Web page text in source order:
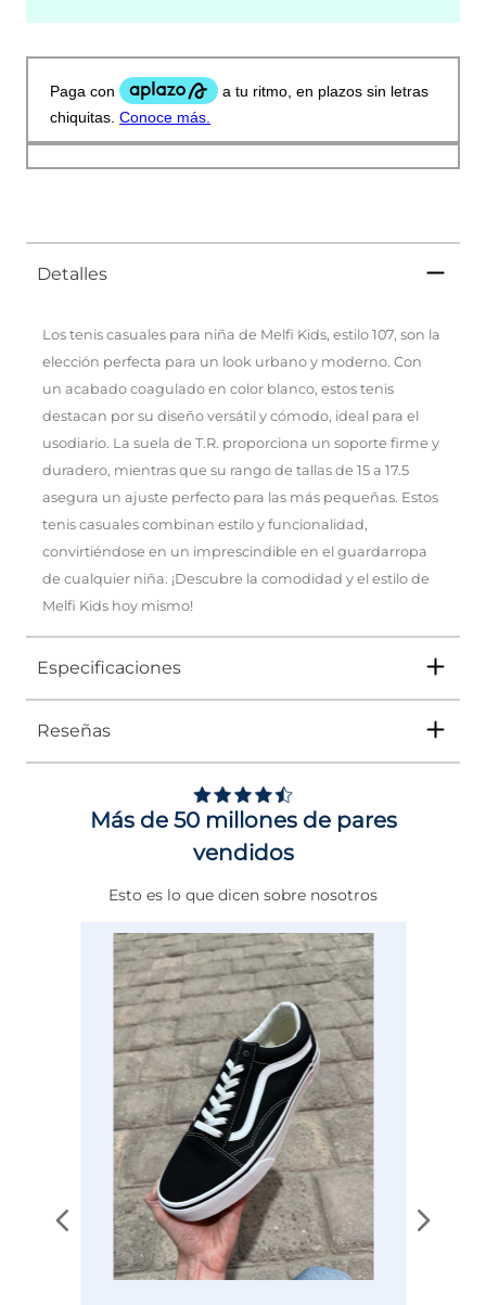
Detalles
Los tenis casuales para niña de Melfi Kids, estilo 107, son la
elección perfecta para un look urbano y moderno. Con
un acabado coagulado en color blanco, estos tenis
destacan por su diseño versátil y cómodo, ideal para el
usodiario. La suela de T.R. proporciona un soporte firme y
duradero, mientras que su rango de tallas de 15 a 17.5
asegura un ajuste perfecto para las más pequeñas. Estos
tenis casuales combinan estilo y funcionalidad,
convirtiéndose en un imprescindible en el guardarropa
de cualquier niña. ¡Descubre la comodidad y el estilo de
Melfi Kids hoy mismo!
Especificaciones
Tipo
Género Niña
DE 0 A 4 cms
NORMAL
BLANCO
COMBATE
Reseñas
Más de 50 millones de pares
vendidos
Esto es lo que dicen sobre nosotros